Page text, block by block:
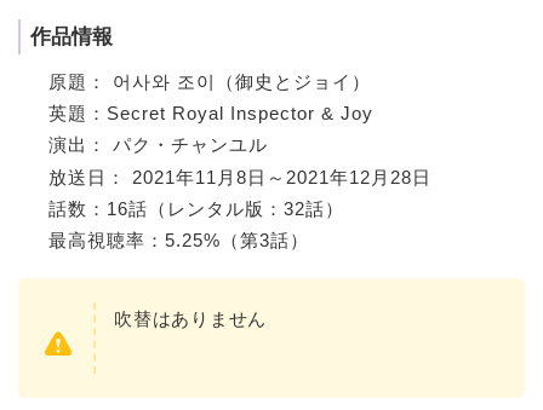
作品情報
原題： 어사와 조이（御史とジョイ）
英題：Secret Royal Inspector & Joy
演出： パク・チャンユル
放送日： 2021年11月8日～2021年12月28日
話数：16話（レンタル版：32話）
最高視聴率：5.25%（第3話）
吹替はありません